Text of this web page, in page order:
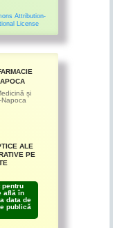
Attribution-
License
și
Napoca
ALE
PE
pentru
află în
data de
publică